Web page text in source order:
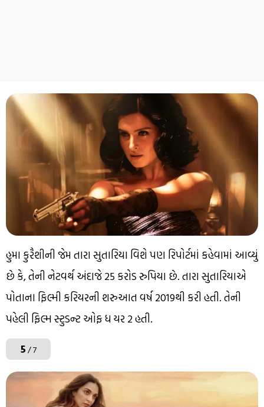
હુમા કુરૈશીની જેમ તારા સુતારિયા વિશે પણ રિપોર્ટમાં કહેવામાં આવ્યું
છે કે, તેની નેટવર્થ અંદાજે 25 કરોડ રુપિયા છે. તારા સુતારિયાએ
પોતાના ફિલ્મી કરિયરની શરુઆત વર્ષ 2019થી કરી હતી. તેની
પહેલી ફિલ્મ સ્ટુડન્ટ ઓફ ધ યર 2 હતી.
5/ 7